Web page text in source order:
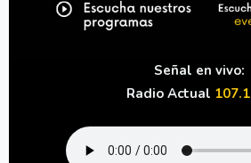
Señal en vivo:
Radio Actual 107.1